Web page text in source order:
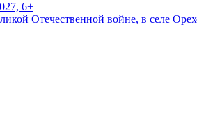
6+
Отечественной войне, в селе